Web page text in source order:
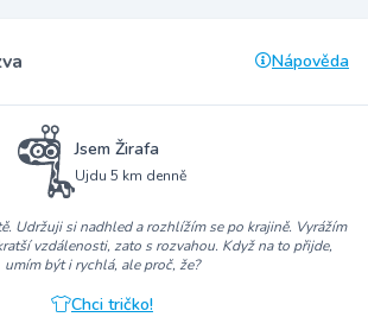
Nápověda
Jsem Žirafa
Ujdu 5 km denně
Udržuji si nadhled a rozhlížím se po krajině. Vyrážím
vzdálenosti, zato s rozvahou. Když na to přijde,
umím být i rychlá, ale proč, že?
Chci tričko!